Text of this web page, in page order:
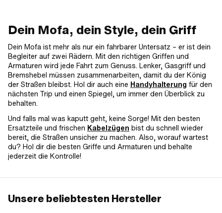
Dein Mofa, dein Style, dein Griff
Dein Mofa ist mehr als nur ein fahrbarer Untersatz – er ist dein
Begleiter auf zwei Rädern. Mit den richtigen Griffen und
Armaturen wird jede Fahrt zum Genuss. Lenker, Gasgriff und
Bremshebel müssen zusammenarbeiten, damit du der König
der Straßen bleibst. Hol dir auch eine Handyhalterung für den
nächsten Trip und einen Spiegel, um immer den Überblick zu
behalten.
Und falls mal was kaputt geht, keine Sorge! Mit den besten
Ersatzteile und frischen Kabelzügen bist du schnell wieder
bereit, die Straßen unsicher zu machen. Also, worauf wartest
du? Hol dir die besten Griffe und Armaturen und behalte
jederzeit die Kontrolle!
Unsere beliebtesten Hersteller